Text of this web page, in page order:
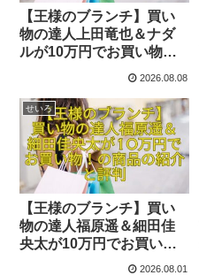
【王様のブランチ】買い
物の達人上田竜也＆ナダ
ルが10万円でお買い物！
2026.08.08
せいろ
【王様のブランチ】買い
物の達人福原遥＆細田佳
央太が10万円でお買い
物！の商品の紹介と評判
2026.08.01